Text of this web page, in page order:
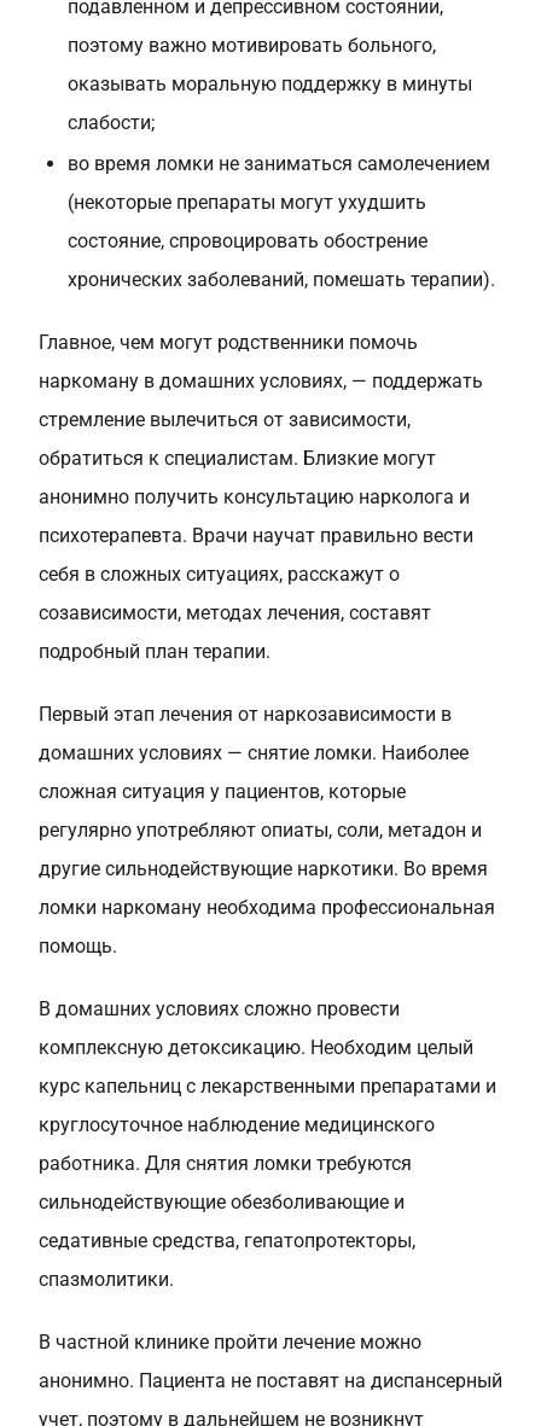
подавленном и депрессивном состоянии,
поэтому важно мотивировать больного,
оказывать моральную поддержку в минуты
слабости;
во время ломки не заниматься самолечением
(некоторые препараты могут ухудшить
состояние, спровоцировать обострение
хронических заболеваний, помешать терапии).
Главное, чем могут родственники помочь
наркоману в домашних условиях, — поддержать
стремление вылечиться от зависимости,
обратиться к специалистам. Близкие могут
анонимно получить консультацию нарколога и
психотерапевта. Врачи научат правильно вести
себя в сложных ситуациях, расскажут о
созависимости, методах лечения, составят
подробный план терапии.
Первый этап лечения от наркозависимости в
домашних условиях — снятие ломки. Наиболее
сложная ситуация у пациентов, которые
регулярно употребляют опиаты, соли, метадон и
другие сильнодействующие наркотики. Во время
ломки наркоману необходима профессиональная
помощь.
В домашних условиях сложно провести
комплексную детоксикацию. Необходим целый
курс капельниц с лекарственными препаратами и
круглосуточное наблюдение медицинского
работника. Для снятия ломки требуются
сильнодействующие обезболивающие и
седативные средства, гепатопротекторы,
спазмолитики.
В частной клинике пройти лечение можно
анонимно. Пациента не поставят на диспансерный
учет, поэтому в дальнейшем не возникнут